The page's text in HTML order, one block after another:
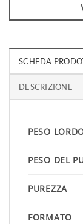
SCHEDA
DESCRIZIONE
PESO
PESO DEL
PUREZZA
FORMATO